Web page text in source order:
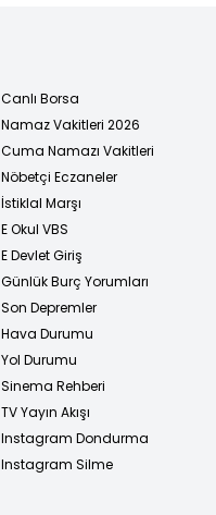
Canlı Borsa
Namaz Vakitleri 2026
Cuma Namazı Vakitleri
Nöbetçi Eczaneler
İstiklal Marşı
E Okul VBS
E Devlet Giriş
Günlük Burç Yorumları
Son Depremler
Hava Durumu
Yol Durumu
Sinema Rehberi
TV Yayın Akışı
Instagram Dondurma
Instagram Silme